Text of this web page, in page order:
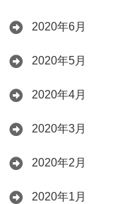
2020年6月
2020年5月
2020年4月
2020年3月
2020年2月
2020年1月